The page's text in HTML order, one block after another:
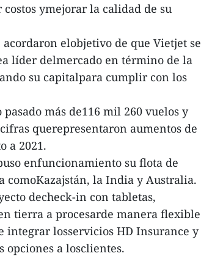
ymejorar la calidad de su
elobjetivo de que Vietjet se
líder delmercado en término de la
su capitalpara cumplir con los
más de116 mil 260 vuelos y
querepresentaron aumentos de
a 2021.
enfuncionamiento su flota de
comoKazajstán, la India y Australia.
decheck-in con tabletas,
tierra a procesarde manera flexible
integrar losservicios HD Insurance y
opciones a losclientes.